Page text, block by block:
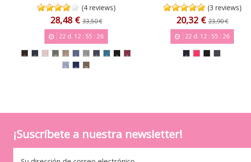
(4 reviews)
28,48 €33,50 €
22 d. 12 :55 :25
(3 reviews)
20,32 €23,90 €
22 d. 12 :55 :25
¡Suscríbete a nuestra newsletter!